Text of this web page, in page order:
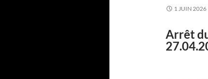
1 JUIN 2026
Arrêt